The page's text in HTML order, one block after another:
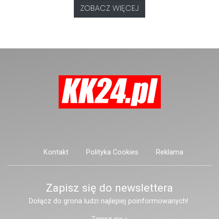
poszukują mężczyzny, który może
posiadać niebezpieczne
ZOBACZ WIĘCEJ
Kontakt Polityka Cookies Reklama
Zapisz się do newslettera
Dołącz do grona ludzi najlepiej poinformowanych!